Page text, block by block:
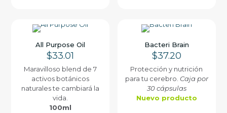
All Purpose Oil
$33.01
Maravilloso blend de 7
activos botánicos
naturales te cambiará la
vida.
100ml
Bacteri Brain
$37.20
Protección y nutrición
para tu cerebro. Caja por
30 cápsulas
Nuevo producto